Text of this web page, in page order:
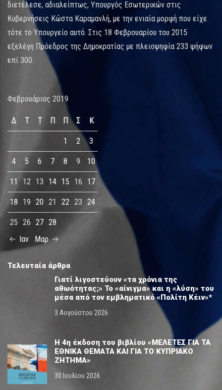
διετέλεσε, αδιαλείπτως, Υπουργός Εσωτερικών στις
Κυβερνήσεις Κώστα Καραμανλή, με την ενιαία μορφή που είχε
τότε το Υπουργείο αυτό. Στις 18 Φεβρουαρίου του 2015
εξελέγη Πρόεδρος της Δημοκρατίας με πλειοψηφία 233 ψήφων
επί 300.
Φεβρουάριος 2019
Δ Τ Τ Π Π Σ Κ
1 2 3
4 5 6 7 8 9 10
11 12 13 14 15 16 17
18 19 20 21 22 23 24
25 26 27 28
Ιαν
Μαρ
Τελευταία άρθρα
Γιατί λιγοστεύουν «τα χρόνια της
αθωότητας;» Το «αίνιγμα» και η «λύση» του
μέσα από τον εμβληματικό «Πολίτη Κέιν»*
3 Αυγούστου 2026
Η 4η έκδοση του βιβλίου «ΜΕΛΕΤΕΣ ΓΙΑ ΤΑ
ΕΘΝΙΚΑ ΘΕΜΑΤΑ ΚΑΙ ΓΙΑ ΤΟ ΚΥΠΡΙΑΚΟ
ΖΗΤΗΜΑ»
30 Ιουλίου 2026